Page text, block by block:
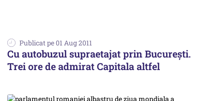
Publicat pe 01 Aug 2011
Cu autobuzul supraetajat prin Bucureşti.
Trei ore de admirat Capitala altfel